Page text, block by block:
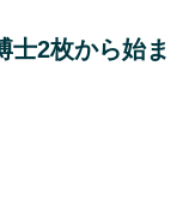
士2枚から始ま